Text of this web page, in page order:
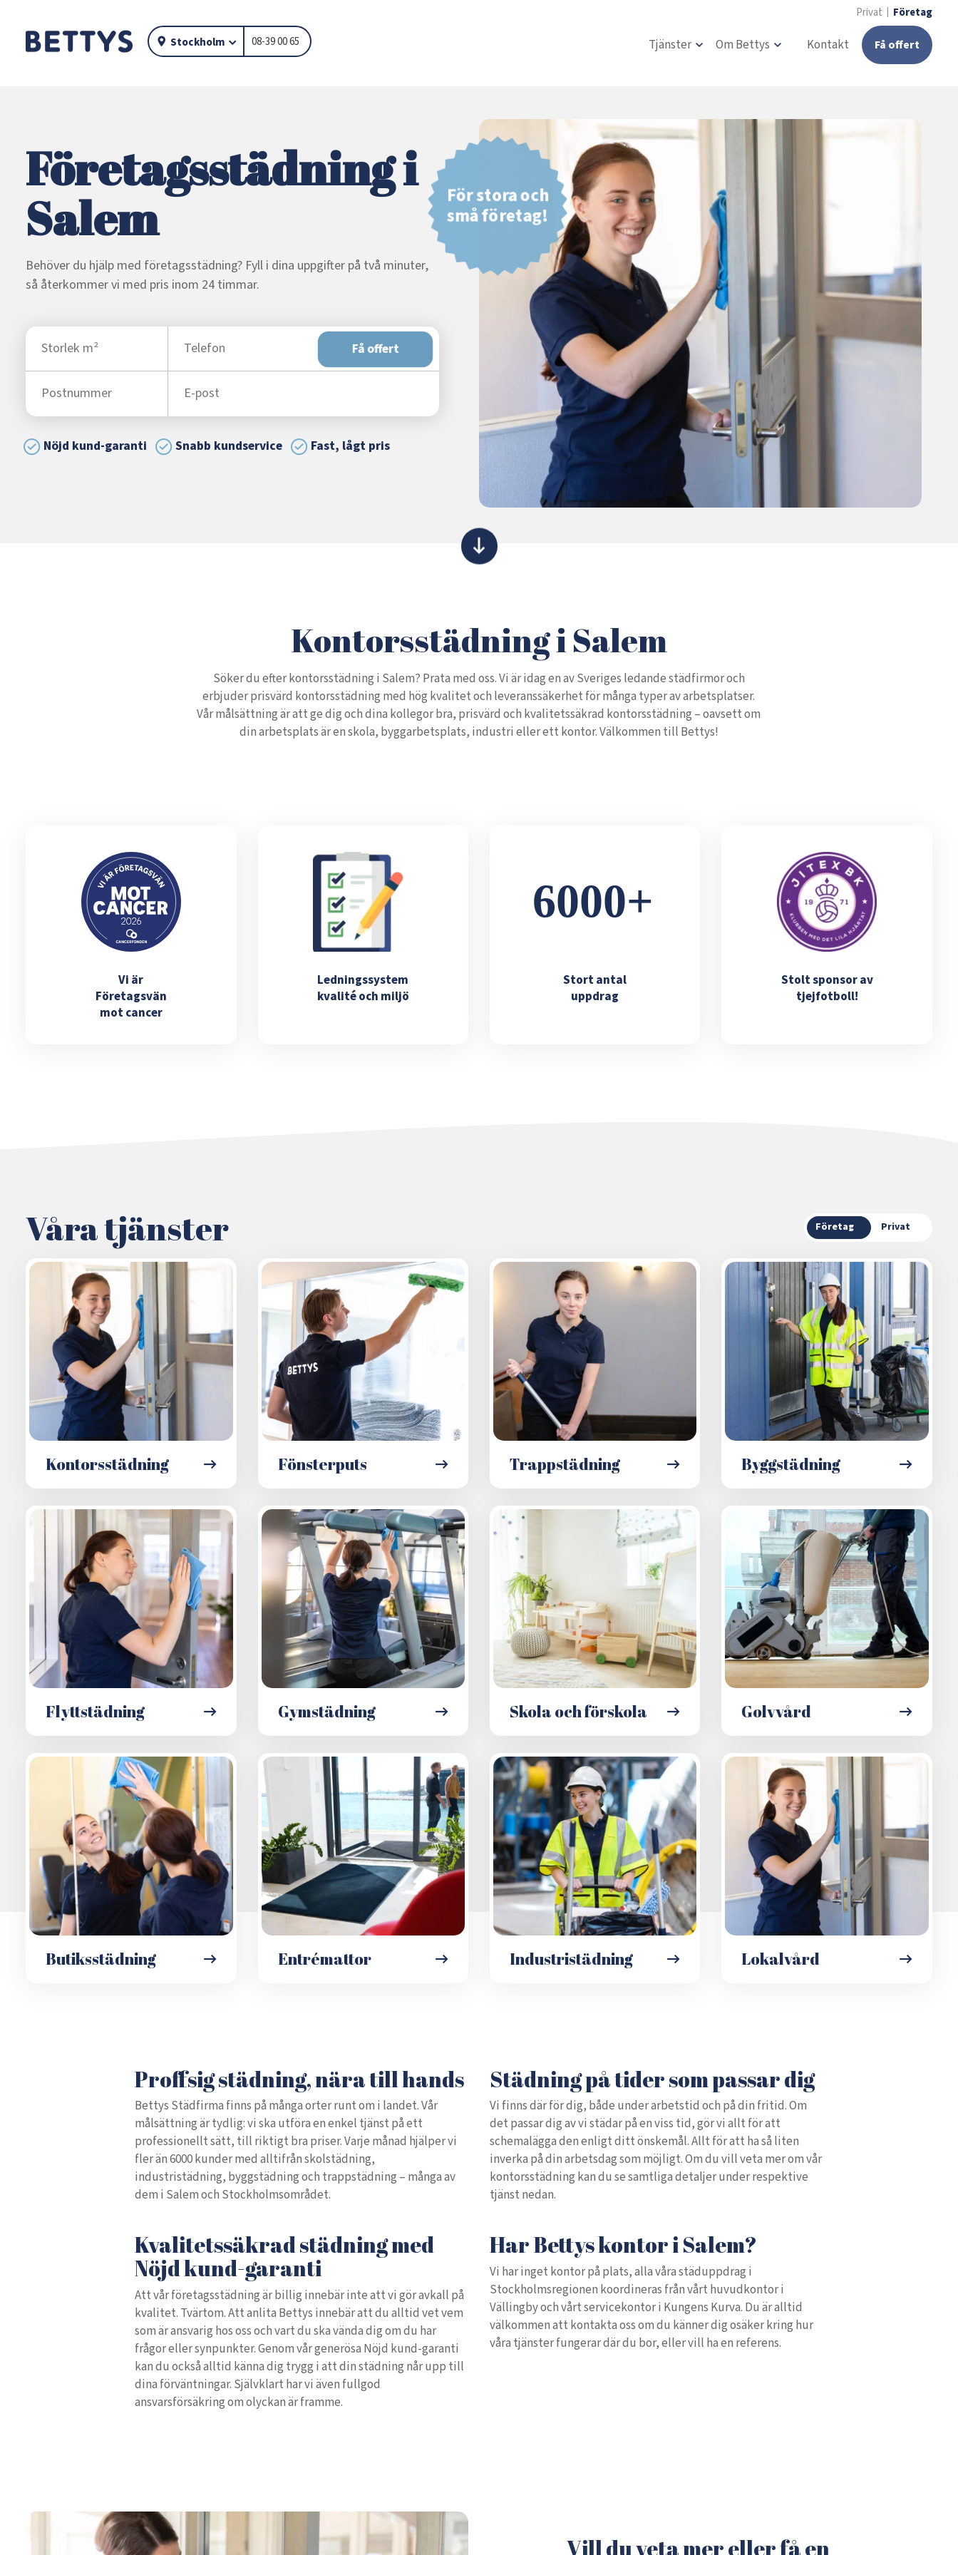
Privat Företag
Stockholm 08-39 00 65 Tjänster Om Bettys Kontakt Få offert
Företagsstädning i
Salem
Behöver du hjälp med företagsstädning? Fyll i dina uppgifter på två minuter,
så återkommer vi med pris inom 24 timmar.
Få offert
Nöjd kund-garanti Snabb kundservice Fast, lågt pris
För stora och
små företag!
Kontorsstädning i Salem
Söker du efter kontorsstädning i Salem? Prata med oss. Vi är idag en av Sveriges ledande städfirmor och
erbjuder prisvärd kontorsstädning med hög kvalitet och leveranssäkerhet för många typer av arbetsplatser.
Vår målsättning är att ge dig och dina kollegor bra, prisvärd och kvalitetssäkrad kontorsstädning – oavsett om
din arbetsplats är en skola, byggarbetsplats, industri eller ett kontor. Välkommen till Bettys!
Vi är
Företagsvän
mot cancer
Ledningssystem
kvalité och miljö
Stort antal
uppdrag
Stolt sponsor av
tjejfotboll!
Våra tjänster Företag Privat
Kontorsstädning Fönsterputs Trappstädning Byggstädning
Flyttstädning Gymstädning Skola och förskola Golvvård
Butiksstädning Entrémattor Industristädning Lokalvård
Proffsig städning, nära till hands
Bettys Städfirma finns på många orter runt om i landet. Vår
målsättning är tydlig: vi ska utföra en enkel tjänst på ett
professionellt sätt, till riktigt bra priser. Varje månad hjälper vi
fler än 6000 kunder med alltifrån skolstädning,
industristädning, byggstädning och trappstädning – många av
dem i Salem och Stockholmsområdet.
Städning på tider som passar dig
Vi finns där för dig, både under arbetstid och på din fritid. Om
det passar dig av vi städar på en viss tid, gör vi allt för att
schemalägga den enligt ditt önskemål. Allt för att ha så liten
inverka på din arbetsdag som möjligt. Om du vill veta mer om vår
kontorsstädning kan du se samtliga detaljer under respektive
tjänst nedan.
Kvalitetssäkrad städning med
Nöjd kund-garanti
Att vår företagsstädning är billig innebär inte att vi gör avkall på
kvalitet. Tvärtom. Att anlita Bettys innebär att du alltid vet vem
som är ansvarig hos oss och vart du ska vända dig om du har
frågor eller synpunkter. Genom vår generösa Nöjd kund-garanti
kan du också alltid känna dig trygg i att din städning når upp till
dina förväntningar. Självklart har vi även fullgod
ansvarsförsäkring om olyckan är framme.
Har Bettys kontor i Salem?
Vi har inget kontor på plats, alla våra städuppdrag i
Stockholmsregionen koordineras från vårt huvudkontor i
Vällingby och vårt servicekontor i Kungens Kurva. Du är alltid
välkommen att kontakta oss om du känner dig osäker kring hur
våra tjänster fungerar där du bor, eller vill ha en referens.
Vill du veta mer eller få en